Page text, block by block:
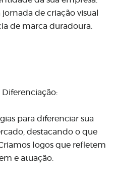
de criação visual
de marca duradoura.
Diferenciação:
para diferenciar sua
destacando o que
logos que refletem
e atuação.